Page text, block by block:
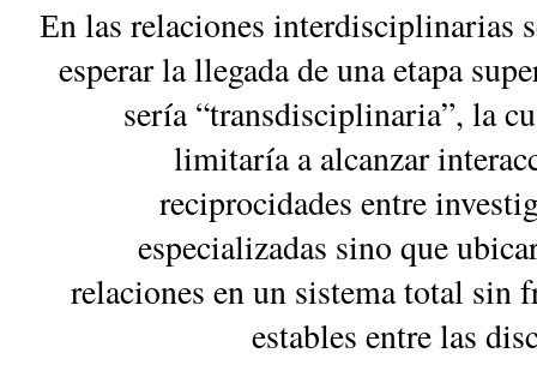
En las relaciones interdisciplinarias
esperar la llegada de una etapa
sería “transdisciplinaria”, la
limitaría a alcanzar
reciprocidades entre
especializadas sino que
relaciones en un sistema total sin
estables entre las